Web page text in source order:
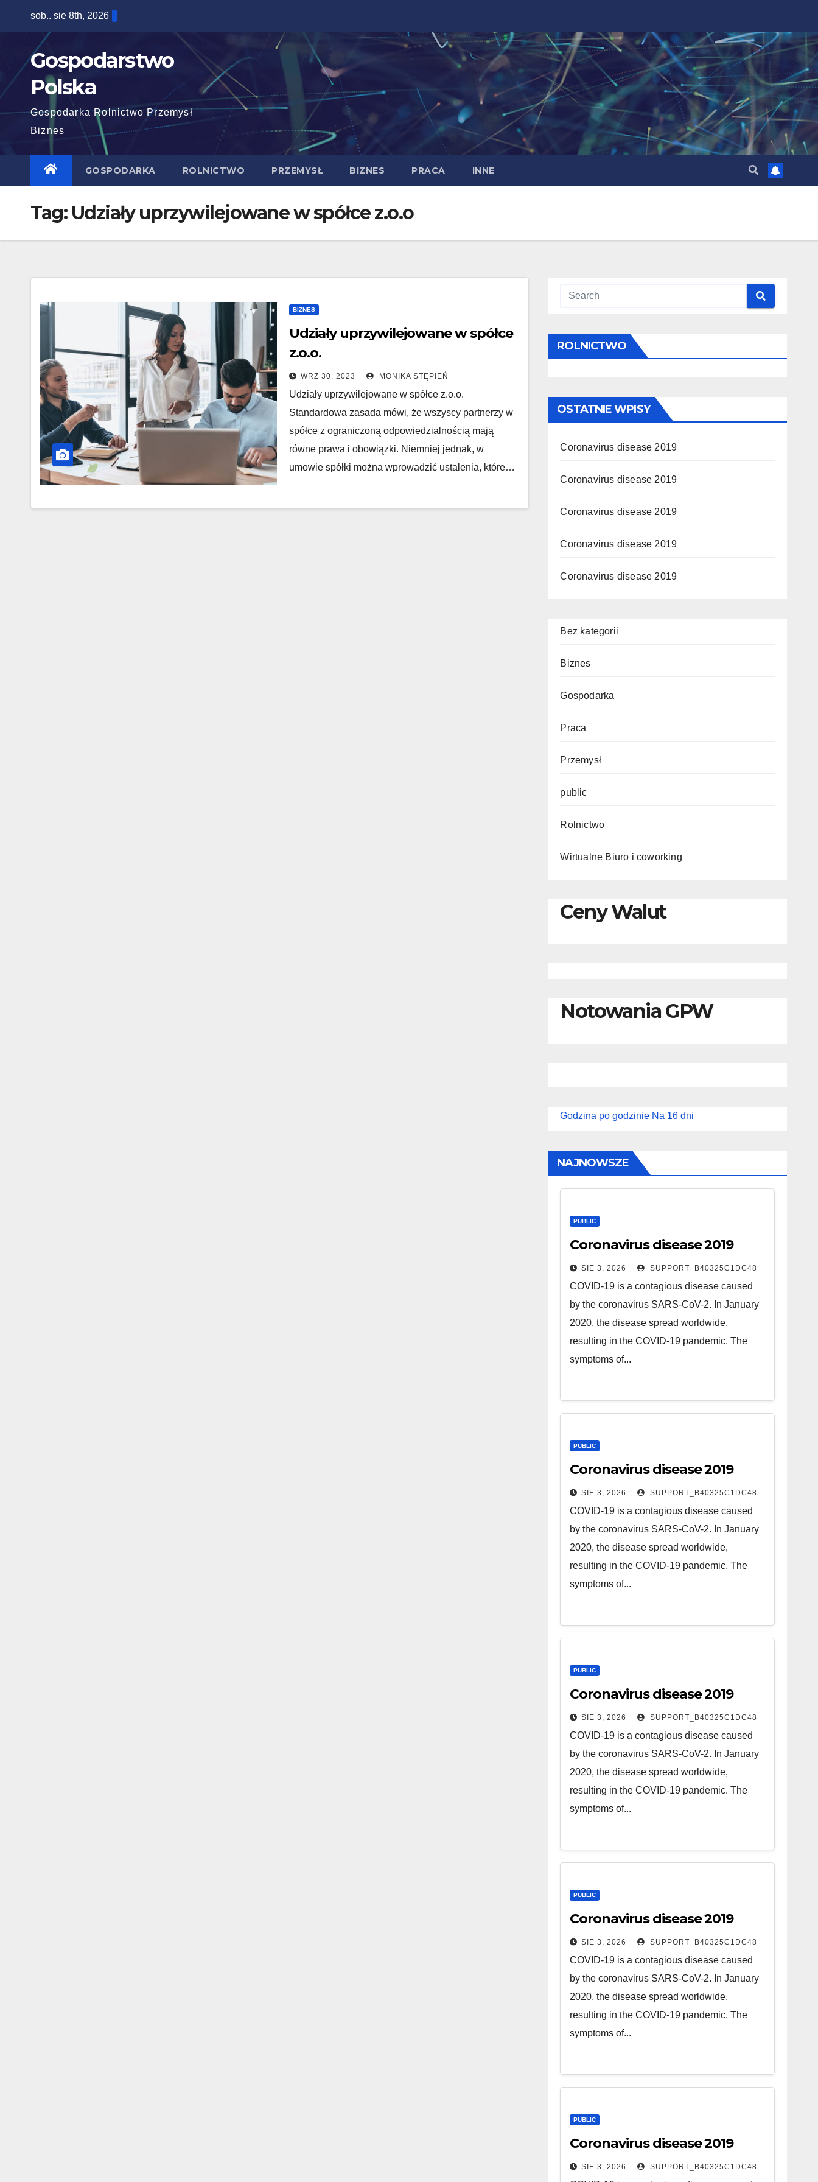
sob.. sie 8th, 2026
Gospodarstwo
Polska
Gospodarka Rolnictwo Przemysł
Biznes
GOSPODARKA ROLNICTWO PRZEMYSŁ BIZNES PRACA INNE
Tag: Udziały uprzywilejowane w spółce z.o.o
BIZNES
Udziały uprzywilejowane w spółce
z.o.o.
WRZ 30, 2023 MONIKA STĘPIEŃ
Udziały uprzywilejowane w spółce z.o.o.
Standardowa zasada mówi, że wszyscy partnerzy w
spółce z ograniczoną odpowiedzialnością mają
równe prawa i obowiązki. Niemniej jednak, w
umowie spółki można wprowadzić ustalenia, które…
ROLNICTWO
OSTATNIE WPISY
Coronavirus disease 2019
Coronavirus disease 2019
Coronavirus disease 2019
Coronavirus disease 2019
Coronavirus disease 2019
Bez kategorii
Biznes
Gospodarka
Praca
Przemysł
public
Rolnictwo
Wirtualne Biuro i coworking
Ceny Walut
Notowania GPW
Godzina po godzinie Na 16 dni
NAJNOWSZE
PUBLIC
Coronavirus disease 2019
SIE 3, 2026 SUPPORT_B40325C1DC48
COVID-19 is a contagious disease caused
by the coronavirus SARS-CoV-2. In January
2020, the disease spread worldwide,
resulting in the COVID-19 pandemic. The
symptoms of...
PUBLIC
Coronavirus disease 2019
SIE 3, 2026 SUPPORT_B40325C1DC48
COVID-19 is a contagious disease caused
by the coronavirus SARS-CoV-2. In January
2020, the disease spread worldwide,
resulting in the COVID-19 pandemic. The
symptoms of...
PUBLIC
Coronavirus disease 2019
SIE 3, 2026 SUPPORT_B40325C1DC48
COVID-19 is a contagious disease caused
by the coronavirus SARS-CoV-2. In January
2020, the disease spread worldwide,
resulting in the COVID-19 pandemic. The
symptoms of...
PUBLIC
Coronavirus disease 2019
SIE 3, 2026 SUPPORT_B40325C1DC48
COVID-19 is a contagious disease caused
by the coronavirus SARS-CoV-2. In January
2020, the disease spread worldwide,
resulting in the COVID-19 pandemic. The
symptoms of...
PUBLIC
Coronavirus disease 2019
SIE 3, 2026 SUPPORT_B40325C1DC48